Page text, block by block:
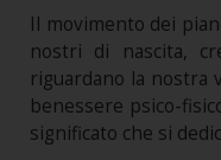
Il movimento dei
nostri di nascita,
riguardano la nostra
benessere psico-
significato che si